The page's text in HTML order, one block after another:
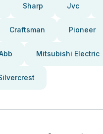
Sharp Jvc
Craftsman Pioneer
Mitsubishi Electric